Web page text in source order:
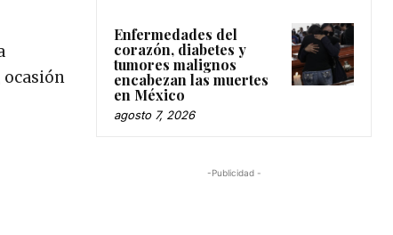
ocasión
Enfermedades del
corazón, diabetes y
tumores malignos
encabezan las muertes
en México
agosto 7, 2026
-Publicidad -